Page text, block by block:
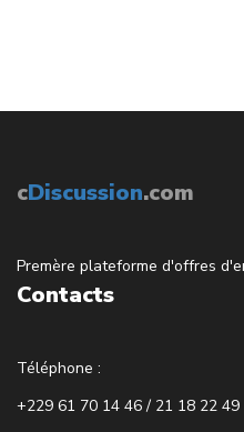
cDiscussion.com
Premère plateforme d'offres
Contacts
Téléphone :
+229 61 70 14 46 / 21 18 22 49